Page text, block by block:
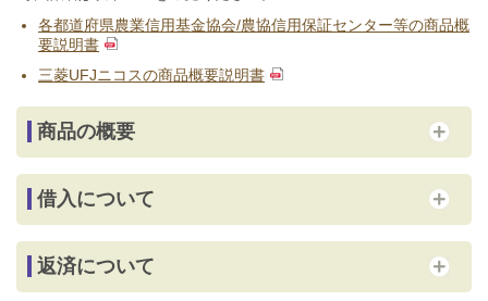
各都道府県農業信用基金協会/農協信用保証センター等の商品概
要説明書
三菱UFJニコスの商品概要説明書
商品の概要
借入について
返済について